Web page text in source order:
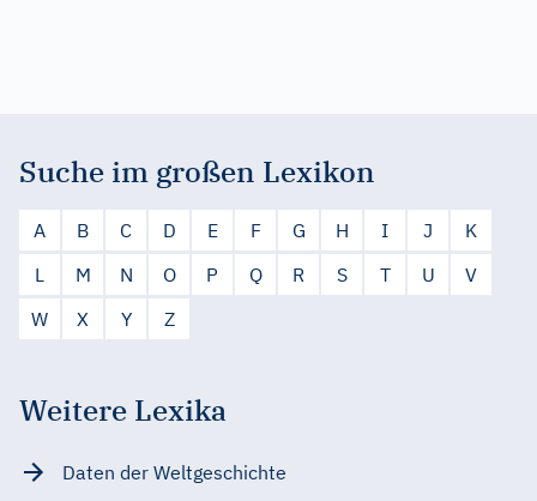
Suche im großen Lexikon
A B C D E F G H I J
K
L
M N O P Q R S T U
V
W
X Y Z
Weitere Lexika
Daten der Weltgeschichte